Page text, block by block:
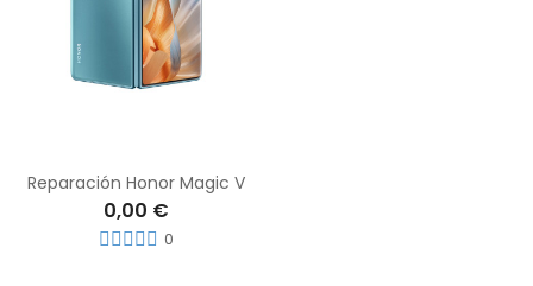
Reparación Honor Magic V
0,00 €
0